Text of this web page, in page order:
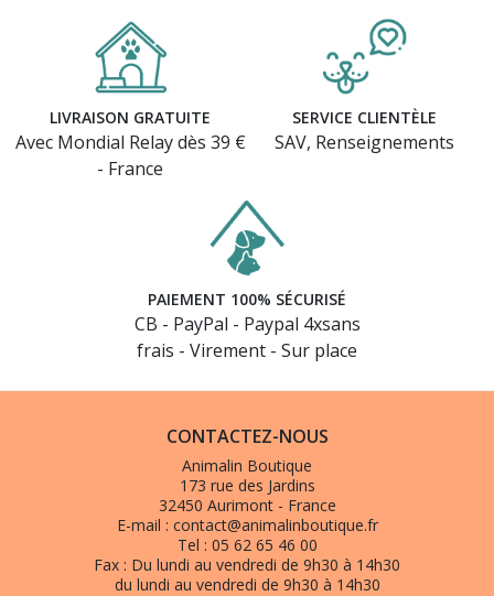
LIVRAISON GRATUITE
Avec Mondial Relay dès 39 €
- France
SERVICE CLIENTÈLE
SAV, Renseignements
PAIEMENT 100% SÉCURISÉ
CB - PayPal - Paypal 4xsans
frais - Virement - Sur place
CONTACTEZ-NOUS
Animalin Boutique
173 rue des Jardins
32450 Aurimont - France
E-mail : contact@animalinboutique.fr
Tel : 05 62 65 46 00
Fax : Du lundi au vendredi de 9h30 à 14h30
du lundi au vendredi de 9h30 à 14h30